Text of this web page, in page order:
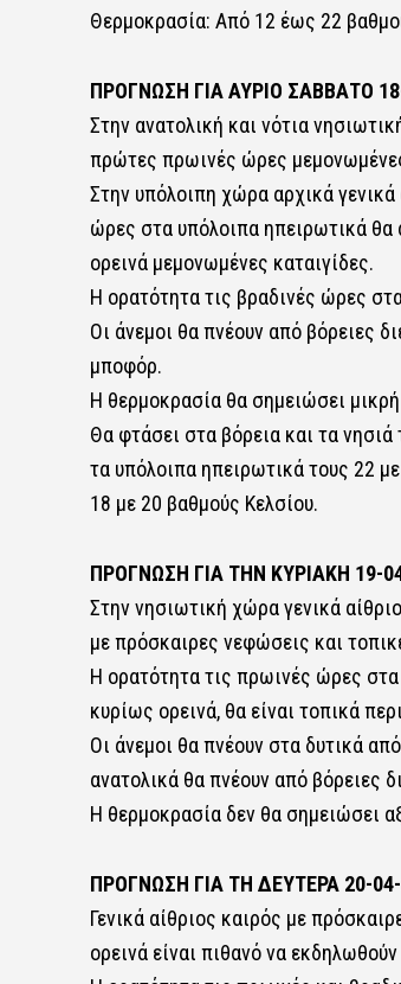
Θερμοκρασία: Από 12 έως 22
ΠΡΟΓΝΩΣΗ ΓΙΑ ΑΥΡΙΟ ΣΑΒΒΑΤΟ
Στην ανατολική και νότια
πρώτες πρωινές ώρες μεμονωμένες
Στην υπόλοιπη χώρα αρχικά
ώρες στα υπόλοιπα ηπειρωτικά
ορεινά μεμονωμένες καταιγίδες.
Η ορατότητα τις βραδινές ώρες
Οι άνεμοι θα πνέουν από βόρειες
μποφόρ.
Η θερμοκρασία θα σημειώσει
Θα φτάσει στα βόρεια και τα νησιά
τα υπόλοιπα ηπειρωτικά τους 22
18 με 20 βαθμούς Κελσίου.
ΠΡΟΓΝΩΣΗ ΓΙΑ ΤΗΝ ΚΥΡΙΑΚΗ 19-
Στην νησιωτική χώρα γενικά
με πρόσκαιρες νεφώσεις και
Η ορατότητα τις πρωινές ώρες
κυρίως ορεινά, θα είναι τοπικά
Οι άνεμοι θα πνέουν στα δυτικά
ανατολικά θα πνέουν από βόρειες
Η θερμοκρασία δεν θα σημειώσει
ΠΡΟΓΝΩΣΗ ΓΙΑ ΤΗ ΔΕΥΤΕΡΑ 20-
Γενικά αίθριος καιρός με
ορεινά είναι πιθανό να